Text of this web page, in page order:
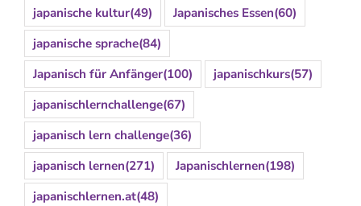
japanische kultur(49) Japanisches Essen(60)
japanische sprache(84)
Japanisch für Anfänger(100) japanischkurs(57)
japanischlernchallenge(67)
japanisch lern challenge(36)
japanisch lernen(271) Japanischlernen(198)
japanischlernen.at(48)